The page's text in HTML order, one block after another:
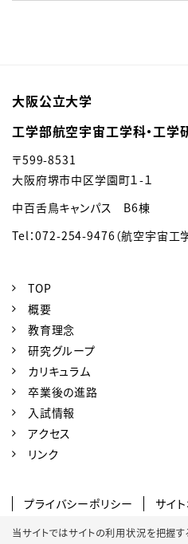
当サイトではサイトの利用状況を把
大阪公立大学
工学部航空宇宙工学科・工
〒599-8531
大阪府堺市中区学園町１-１
中百舌鳥キャンパス B6棟
Tel：072-254-9476（航空宇宙工
TOP
概要
教育理念
研究グループ
カリキュラム
卒業後の進路
入試情報
アクセス
リンク
プライバシーポリシー
サイ
SNSポリシー
クッキーポリ